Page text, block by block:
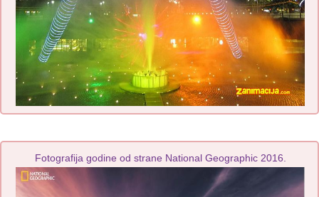
Fotografija godine od strane National Geographic 2016.